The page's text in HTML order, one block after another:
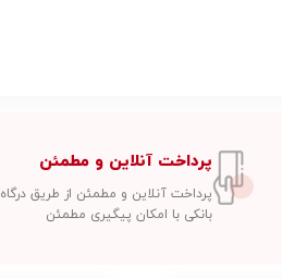
پرداخت آنلاین و مطمئن
پرداخت آنلاین و مطمئن از طریق درگاه
بانکی با امکان پیگیری مطمئن